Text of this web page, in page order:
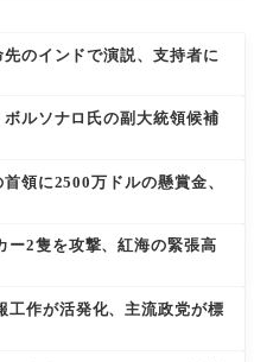
のインドで演説、支持者に
ルソナロ氏の副大統領候補
領に2500万ドルの懸賞金、
ー2隻を攻撃、紅海の緊張高
工作が活発化、主流政党が標